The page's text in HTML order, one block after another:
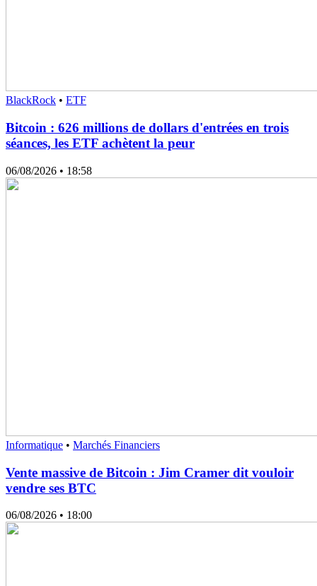
BlackRock • ETF
Bitcoin : 626 millions de dollars d'entrées en trois
séances, les ETF achètent la peur
06/08/2026 • 18:58
Informatique • Marchés Financiers
Vente massive de Bitcoin : Jim Cramer dit vouloir
vendre ses BTC
06/08/2026 • 18:00